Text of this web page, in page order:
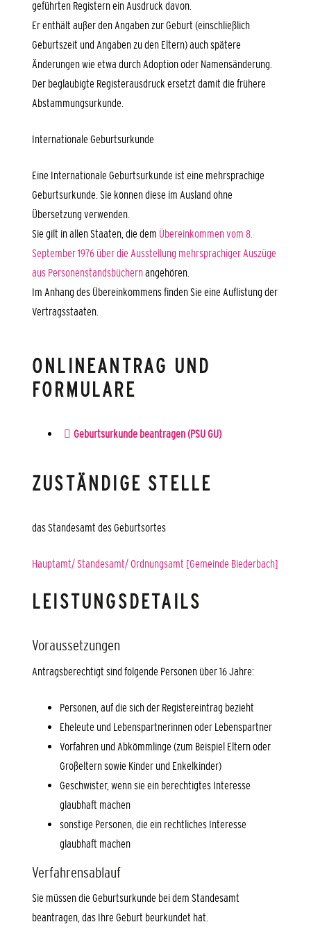
geführten Registern ein Ausdruck davon.
Er enthält außer den Angaben zur Geburt (einschließlich
Geburtszeit und Angaben zu den Eltern) auch spätere
Änderungen wie etwa durch Adoption oder Namensänderung.
Der beglaubigte Registerausdruck ersetzt damit die frühere
Abstammungsurkunde.
Internationale Geburtsurkunde
Eine Internationale Geburtsurkunde ist eine mehrsprachige
Geburtsurkunde. Sie können diese im Ausland ohne
Übersetzung verwenden.
Sie gilt in allen Staaten, die dem Übereinkommen vom 8.
September 1976 über die Ausstellung mehrsprachiger Auszüge
aus Personenstandsbüchernangehören.
Im Anhang des Übereinkommens finden Sie eine Auflistung der
Vertragsstaaten.
ONLINEANTRAG UND
FORMULARE
Geburtsurkunde beantragen (PSU GU)
ZUSTÄNDIGE STELLE
das Standesamt des Geburtsortes
Hauptamt/ Standesamt/ Ordnungsamt [Gemeinde Biederbach]
LEISTUNGSDETAILS
Voraussetzungen
Antragsberechtigt sind folgende Personen über 16 Jahre:
Personen, auf die sich der Registereintrag bezieht
Eheleute und Lebenspartnerinnen oder Lebenspartner
Vorfahren und Abkömmlinge (zum Beispiel Eltern oder
Großeltern sowie Kinder und Enkelkinder)
Geschwister, wenn sie ein berechtigtes Interesse
glaubhaft machen
sonstige Personen, die ein rechtliches Interesse
glaubhaft machen
Verfahrensablauf
Sie müssen die Geburtsurkunde bei dem Standesamt
beantragen, das Ihre Geburt beurkundet hat.